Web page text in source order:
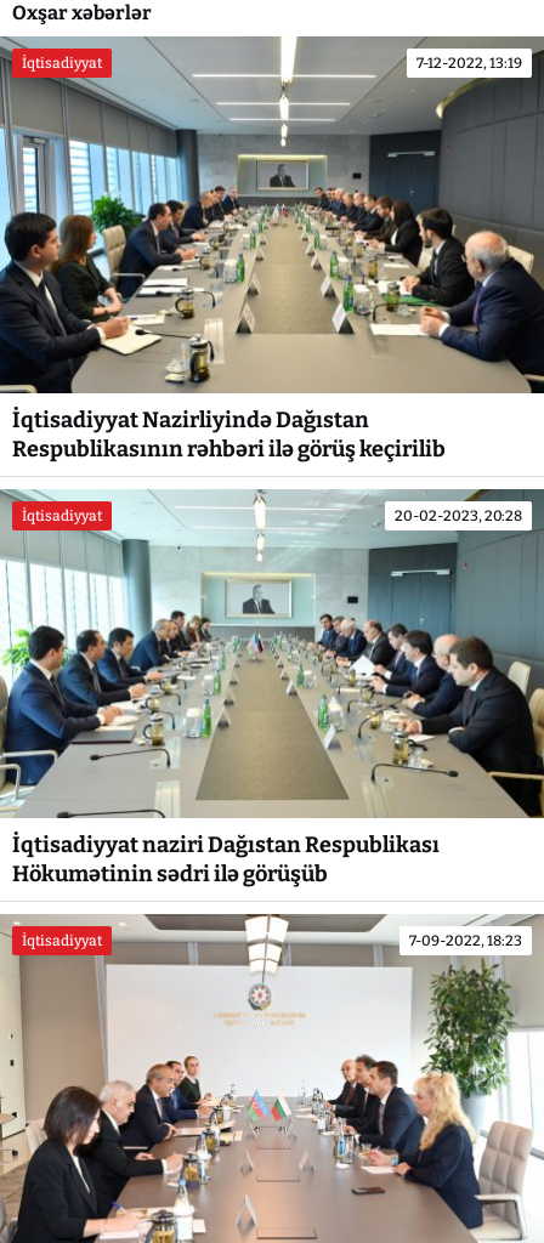
Oxşar xəbərlər
İqtisadiyyat 7-12-2022, 13:19
İqtisadiyyat Nazirliyində Dağıstan
Respublikasının rəhbəri ilə görüş keçirilib
İqtisadiyyat 20-02-2023, 20:28
İqtisadiyyat naziri Dağıstan Respublikası
Hökumətinin sədri ilə görüşüb
İqtisadiyyat 7-09-2022, 18:23